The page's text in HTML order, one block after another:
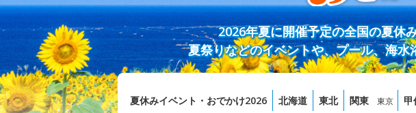
2026年夏に開催予定の全国の夏休
夏祭りなどのイベントや、プール、海
夏休みイベント・おでかけ2026 北海道 東北 関東 東京 甲